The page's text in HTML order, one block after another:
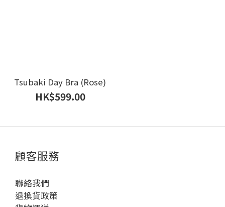
Tsubaki Day Bra (Rose)
HK$599.00
顧客服務
聯絡我們
退換貨政策